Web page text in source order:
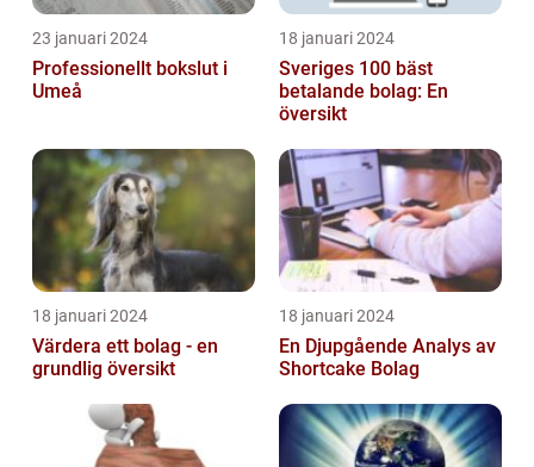
23 januari 2024
Professionellt bokslut i
Umeå
18 januari 2024
Sveriges 100 bäst
betalande bolag: En
översikt
18 januari 2024
Värdera ett bolag - en
grundlig översikt
18 januari 2024
En Djupgående Analys av
Shortcake Bolag